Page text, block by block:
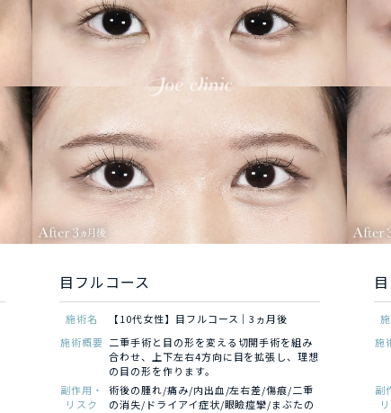
目フルコース
施術名
【10代女性】目フルコース｜3ヵ月後
施術概要 二重手術と目の形を変える切開手術を組み
合わせ、上下左右4方向に目を拡張し、理想
の目の形を作ります。
副作用・
リスク
術後の腫れ/痛み/内出血/左右差/傷痕/二重
の消失/ドライアイ症状/眼瞼痙攣/まぶたの
施
副